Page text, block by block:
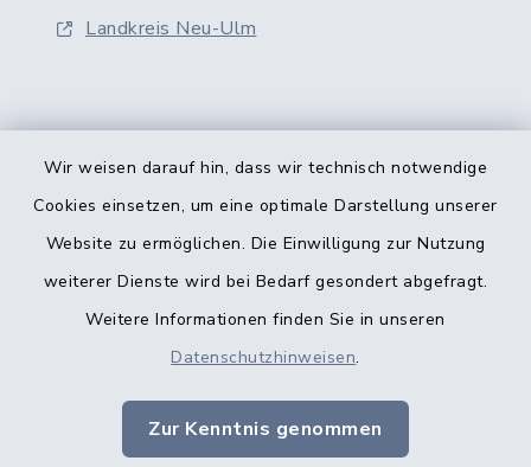
Wir weisen darauf hin, dass wir technisch notwendige
Cookies einsetzen, um eine optimale Darstellung unserer
Website zu ermöglichen. Die Einwilligung zur Nutzung
weiterer Dienste wird bei Bedarf gesondert abgefragt.
Weitere Informationen finden Sie in unseren
Datenschutzhinweisen.
Zur Kenntnis genommen
Landkreis Neu-Ulm
Kontakt
Datenschutz
Impressum